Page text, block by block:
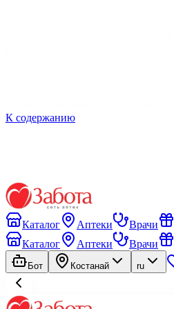
К содержанию
Каталог Аптеки Врачи
Каталог
Аптеки Врачи
Бот Костанай ru